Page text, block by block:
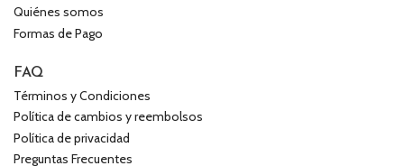
Quiénes somos
Formas de Pago
FAQ
Términos y Condiciones
Política de cambios y reembolsos
Política de privacidad
Preguntas Frecuentes